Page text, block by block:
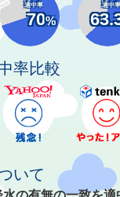
適中率
70%
適中率
率比較
いて